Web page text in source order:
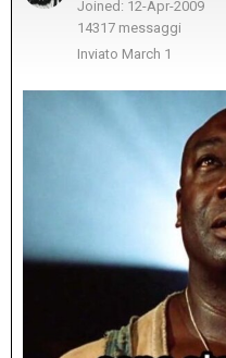
Joined: 12-Apr-2009
14317 messaggi
Inviato March 1